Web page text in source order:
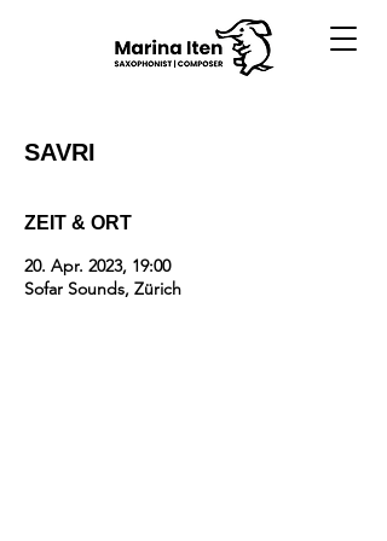
SAVRI
ZEIT & ORT
20. Apr. 2023, 19:00
Sofar Sounds, Zürich